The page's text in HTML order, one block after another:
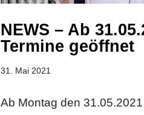
NEWS – Ab
Termine geöffnet
31. Mai 2021
Ab Montag den